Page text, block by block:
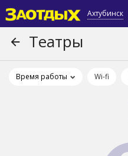
Ахтубинск
Театры
Время работы Wi-fi